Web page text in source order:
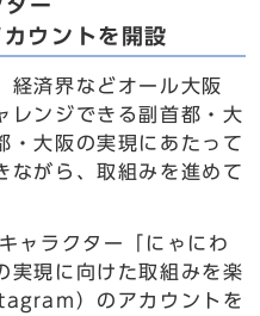
ター
ウントを開設
経済界などオール大阪
レンジできる副首都・大
・大阪の実現にあたって
ながら、取組みを進めて
ャラクター「にゃにわ
実現に向けた取組みを楽
）のアカウントを